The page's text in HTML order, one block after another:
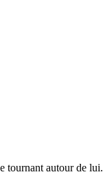
tournant autour de